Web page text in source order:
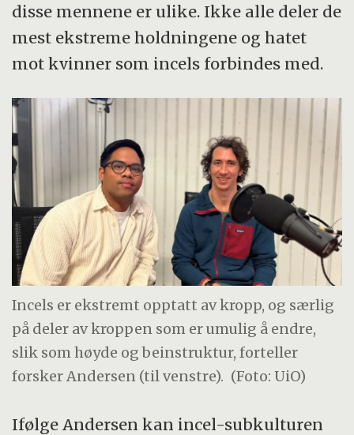
disse mennene er ulike. Ikke alle deler de
mest ekstreme holdningene og hatet
mot kvinner som incels forbindes med.
Incels er ekstremt opptatt av kropp, og særlig
på deler av kroppen som er umulig å endre,
slik som høyde og beinstruktur, forteller
forsker Andersen (til venstre). (Foto: UiO)
Ifølge Andersen kan incel-subkulturen